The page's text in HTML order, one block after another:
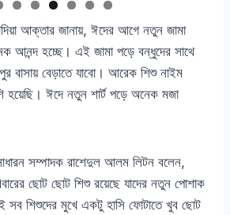
আক্তার জানায়, ঈদের আগে নতুন জামা
আনন্দ হচ্ছে। এই জামা পড়ে বন্ধুদের সাথে
বাসায় বেড়াতে যাবো। আরেক শিশু নাইম
হয়েছি। ঈদে নতুন শার্ট পড়ে অনেক মজা
সম্পাদক রাশেদুল আলম লিটন বলেন,
ছোট ছোট শিশু রয়েছে যাদের নতুন পোশাক
সব শিশুদের মুখে একটু হাসি ফোটাতে খুব ছোট